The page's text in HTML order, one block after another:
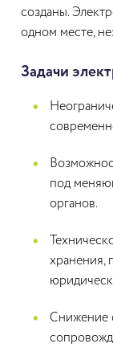
созданы.
одном месте,
Задачи
под
органов.
хранения,
Снижение